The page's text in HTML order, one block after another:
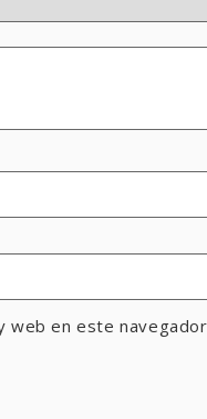
en este